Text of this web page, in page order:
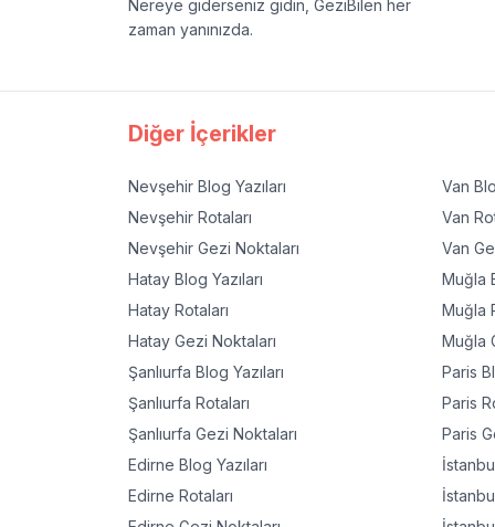
Nereye giderseniz gidin, GeziBilen her
zaman yanınızda.
Diğer İçerikler
Nevşehir Blog Yazıları
Nevşehir Rotaları
Nevşehir Gezi Noktaları
Hatay Blog Yazıları
Hatay Rotaları
Hatay Gezi Noktaları
Şanlıurfa Blog Yazıları
Şanlıurfa Rotaları
Şanlıurfa Gezi Noktaları
Edirne Blog Yazıları
Edirne Rotaları
Van
Van
Van
Muğla
Muğla
Muğla
Paris
Paris
Paris